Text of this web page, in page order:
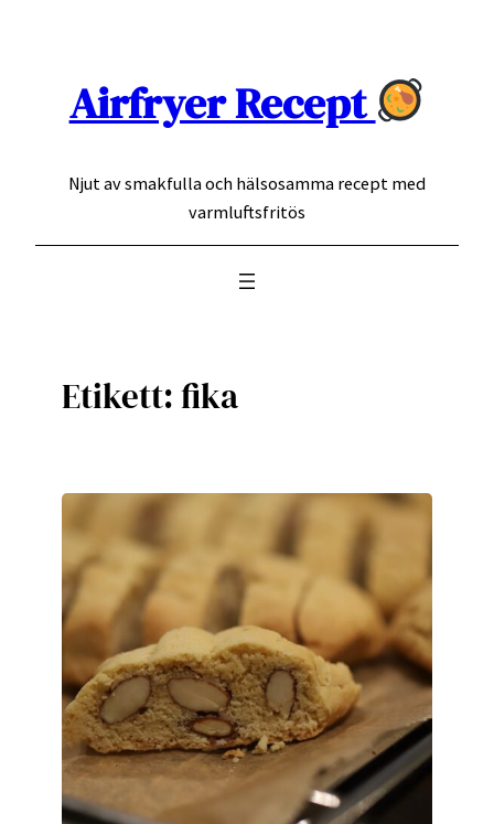
Airfryer Recept
Njut av smakfulla och hälsosamma recept med
varmluftsfritös
Etikett:fika